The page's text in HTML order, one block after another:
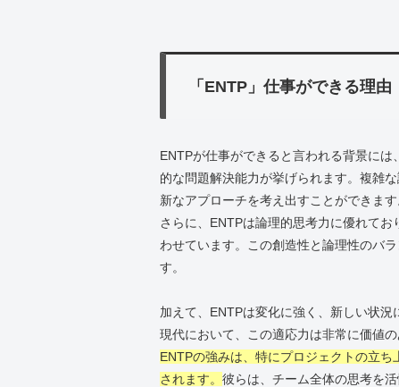
「ENTP」仕事ができる理由
ENTPが仕事ができると言われる背景に
的な問題解決能力が挙げられます。複雑
新なアプローチを考え出すことができます
さらに、ENTPは論理的思考力に優れて
わせています。この創造性と論理性のバ
す。
加えて、ENTPは変化に強く、新しい状
現代において、この適応力は非常に価値の
ENTPの強みは、特にプロジェクトの立
されます。 彼らは、チーム全体の思考を